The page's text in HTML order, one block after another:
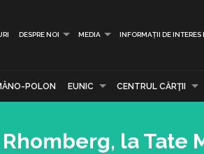
DESPRE NOI MEDIA INFORMAȚII DE INTERES
POLON EUNIC CENTRUL CĂRŢII
la Tate